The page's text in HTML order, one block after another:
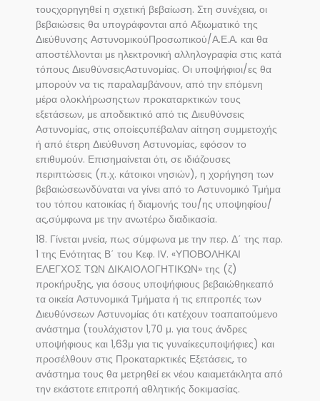
τουςχορηγηθεί η σχετική βεβαίωση. Στη συνέχεια, οι
βεβαιώσεις θα υπογράφονται από Αξιωματικό της
Διεύθυνσης ΑστυνομικούΠροσωπικού/Α.Ε.Α. και θα
αποστέλλονται με ηλεκτρονική αλληλογραφία στις κατά
τόπους ΔιευθύνσειςΑστυνομίας. Οι υποψήφιοι/ες θα
μπορούν να τις παραλαμβάνουν, από την επόμενη
μέρα ολοκλήρωσηςτων προκαταρκτικών τους
εξετάσεων, με αποδεικτικό από τις Διευθύνσεις
Αστυνομίας, στις οποίεςυπέβαλαν αίτηση συμμετοχής
ή από έτερη Διεύθυνση Αστυνομίας, εφόσον το
επιθυμούν. Επισημαίνεται ότι, σε ιδιάζουσες
περιπτώσεις (π.χ. κάτοικοι νησιών), η χορήγηση των
βεβαιώσεωνδύναται να γίνει από το Αστυνομικό Τμήμα
του τόπου κατοικίας ή διαμονής του/ης υποψηφίου/
ας,σύμφωνα με την ανωτέρω διαδικασία.
18. Γίνεται μνεία, πως σύμφωνα με την περ. Δ΄ της παρ.
1 της Ενότητας Β΄ του Κεφ. IV. «ΥΠΟΒΟΛΗΚΑΙ
ΕΛΕΓΧΟΣ ΤΩΝ ΔΙΚΑΙΟΛΟΓΗΤΙΚΩΝ» της (ζ)
προκήρυξης, για όσους υποψήφιους βεβαιώθηκεαπό
τα οικεία Αστυνομικά Τμήματα ή τις επιτροπές των
Διευθύνσεων Αστυνομίας ότι κατέχουν τοαπαιτούμενο
ανάστημα (τουλάχιστον 1,70 μ. για τους άνδρες
υποψήφιους και 1,63μ για τις γυναίκεςυποψήφιες) και
προσέλθουν στις Προκαταρκτικές Εξετάσεις, το
ανάστημα τους θα μετρηθεί εκ νέου καιαμετάκλητα από
την εκάστοτε επιτροπή αθλητικής δοκιμασίας.